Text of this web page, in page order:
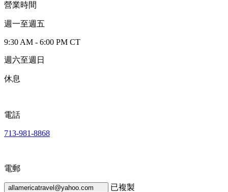
營業時間
週一至週五
9:30 AM - 6:00 PM CT
週六至週日
休息
電話
713-981-8868
電郵
allamericatravel@yahoo.com 已複製